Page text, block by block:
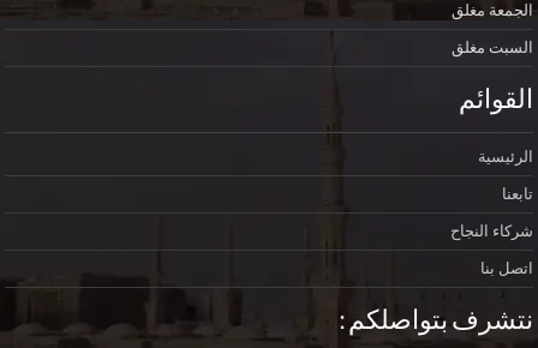
الجمعة مغلق
السبت مغلق
القوائم
الرئيسية
تابعنا
شركاء النجاح
اتصل بنا
نتشرف بتواصلكم :